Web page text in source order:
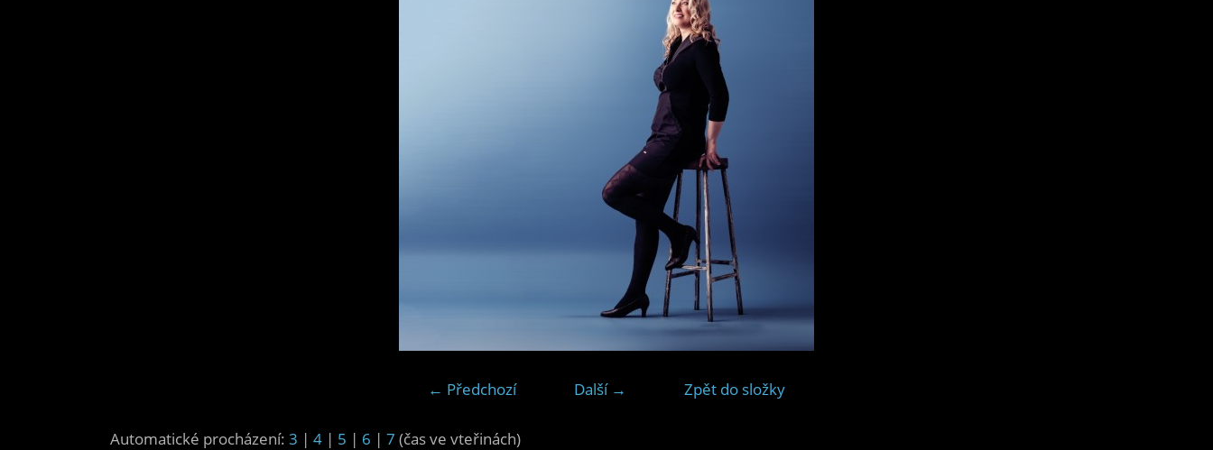
← Předchozí Další → Zpět do složky
Automatické procházení: 3 | 4 | 5 | 6 | 7 (čas ve vteřinách)